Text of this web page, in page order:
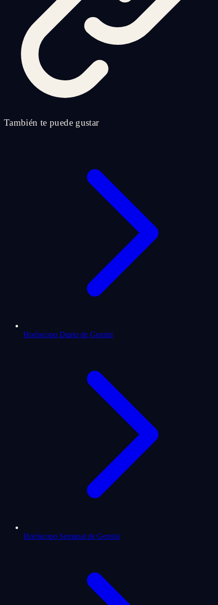
También te puede gustar
Horóscopo Diario de Gemini
Horóscopo Semanal de Gemini